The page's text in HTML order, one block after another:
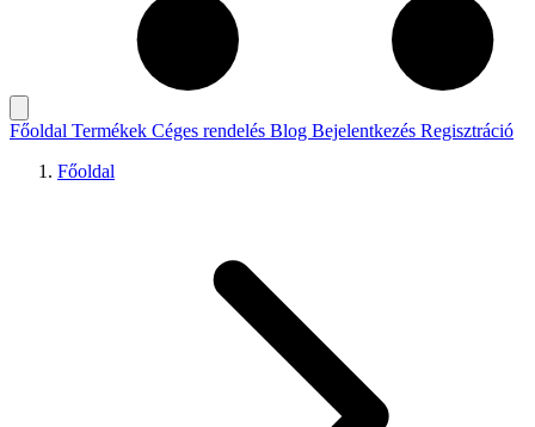
Főoldal Termékek Céges rendelés Blog Bejelentkezés Regisztráció
Főoldal